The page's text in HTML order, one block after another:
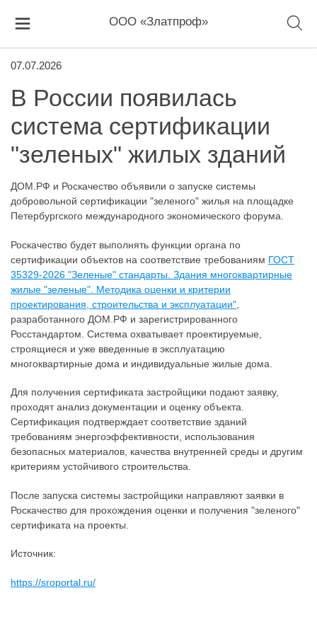
ООО «Златпроф»
07.07.2026
В России появилась
система сертификации
"зеленых" жилых зданий
ДОМ.РФ и Роскачество объявили о запуске системы
добровольной сертификации "зеленого" жилья на площадке
Петербургского международного экономического форума.
Роскачество будет выполнять функции органа по
сертификации объектов на соответствие требованиям ГОСТ
35329-2026 "Зеленые" стандарты. Здания многоквартирные
жилые "зеленые". Методика оценки и критерии
проектирования, строительства и эксплуатации"
разработанного ДОМ.РФ и зарегистрированного
Росстандартом. Система охватывает проектируемые,
строящиеся и уже введенные в эксплуатацию
многоквартирные дома и индивидуальные жилые дома.
Для получения сертификата застройщики подают заявку,
проходят анализ документации и оценку объекта.
Сертификация подтверждает соответствие зданий
требованиям энергоэффективности, использования
безопасных материалов, качества внутренней среды и другим
критериям устойчивого строительства.
После запуска системы застройщики направляют заявки в
Роскачество для прохождения оценки и получения "зеленого"
сертификата на проекты.
Источник:
https://sroportal.ru/